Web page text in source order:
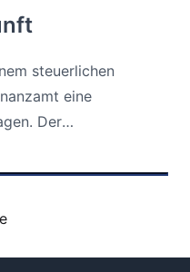
steuerlichen
eine
Der